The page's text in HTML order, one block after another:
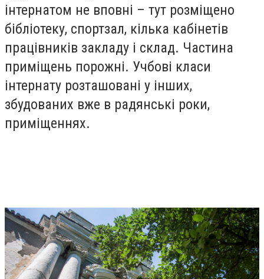
інтернатом не вповні – тут розміщено
бібліотеку, спортзал, кілька кабінетів
працівників закладу і склад. Частина
приміщень порожні. Учбові класи
інтернату розташовані у інших,
збудованих вже в радянські роки,
приміщеннях.